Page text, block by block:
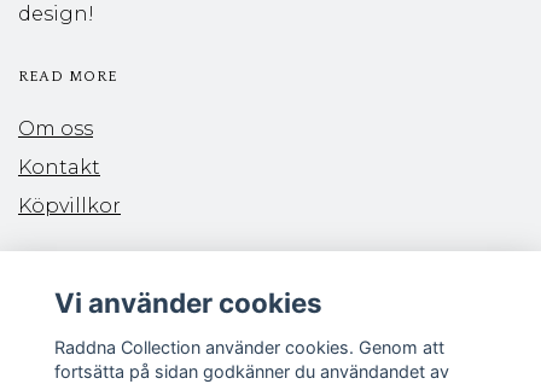
design!
READ MORE
Om oss
Kontakt
Köpvillkor
Vi använder cookies
Raddna Collection använder cookies. Genom att
fortsätta på sidan godkänner du användandet av